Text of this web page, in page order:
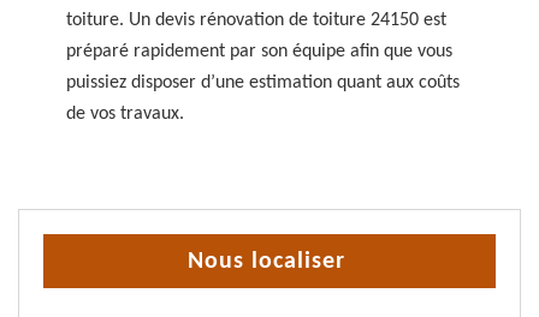
toiture. Un devis rénovation de toiture 24150 est
préparé rapidement par son équipe afin que vous
puissiez disposer d’une estimation quant aux coûts
de vos travaux.
Nous localiser